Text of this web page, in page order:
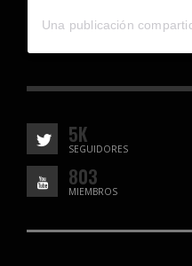
5K
SEGUIDORES
803
MIEMBROS